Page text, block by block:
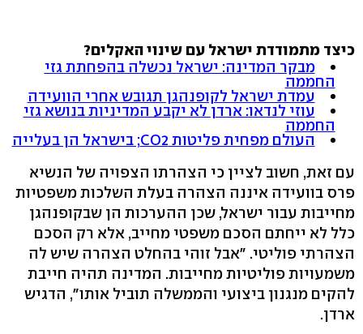
כיצד מתמודדת ישראל עם שינוי האקלים?
מבקר המדינה: ישראל נכשלה בהפחתת גזי
החממה
עמדת ישראל לקופנהגן תגובש אחרי הוועידה
עוזי לנדאו: ארדן לא יקבע המדיניות בנושא גזי
החממה
העולם מפחית פליטות CO2; בישראל הן בעלייה
עם זאת, חשוב לציין כי הצהרתו הצפויה של הנשיא
פרס בוועידה איננה הצהרה בעלת השלכות משפטיות
מחייבות עבור ישראל, שכן ההערכות הן שבקופנהגן
כלל לא ייחתם הסכם משפטי מחייב, אלא רק הסכם
הצהרתי פוליטי. "אבל זוהי בהחלט הצהרה שיש לה
משמעויות פוליטיות מחייבות. המדינה תהיה חייבת
להקים מנגנון ביצועי והממשלה תוביל אותו", הדגיש
ארדן.